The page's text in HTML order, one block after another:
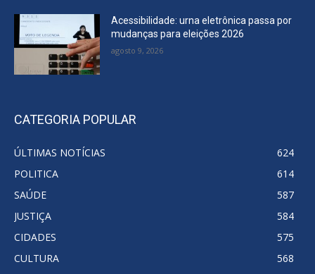
Acessibilidade: urna eletrônica passa por
mudanças para eleições 2026
agosto 9, 2026
CATEGORIA POPULAR
ÚLTIMAS NOTÍCIAS
624
POLITICA
614
SAÚDE
587
JUSTIÇA
584
CIDADES
575
CULTURA
568